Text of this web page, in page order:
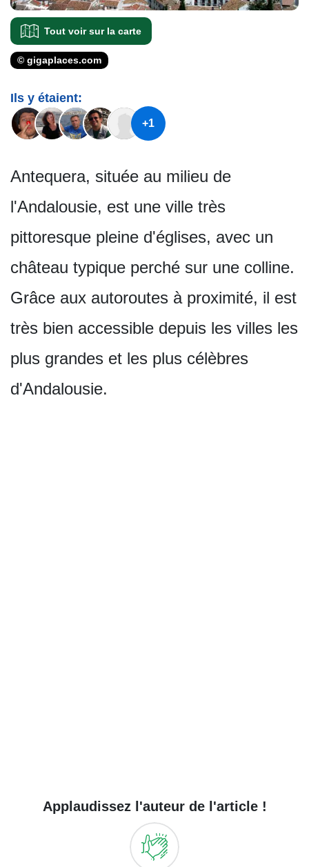
Tout voir sur la carte
© gigaplaces.com
Ils y étaient:
+1
Antequera, située au milieu de
l'Andalousie, est une ville très
pittoresque pleine d'églises, avec un
château typique perché sur une colline.
Grâce aux autoroutes à proximité, il est
très bien accessible depuis les villes les
plus grandes et les plus célèbres
d'Andalousie.
Applaudissez l'auteur de l'article !